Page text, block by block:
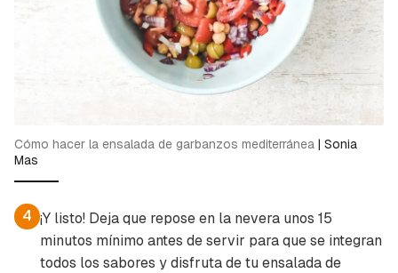
Cómo hacer la ensalada de garbanzos mediterránea | Sonia
Mas
4 ¡Y listo! Deja que repose en la nevera unos 15
minutos mínimo antes de servir para que se integran
todos los sabores y disfruta de tu ensalada de